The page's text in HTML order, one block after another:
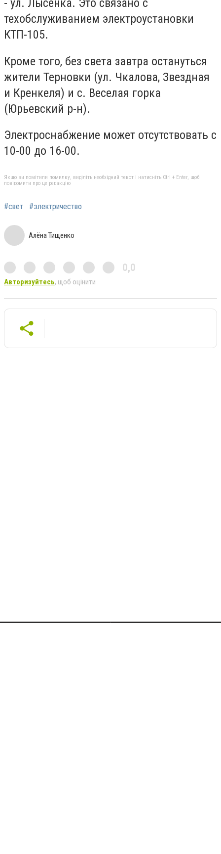
- ул. Лысенка. Это связано с
техобслуживанием электроустановки
КТП-105.
Кроме того, без света завтра остануться
жители Терновки (ул. Чкалова, Звездная
и Кренкеля) и с. Веселая горка
(Юрьевский р-н).
Электроснабжение может отсутствовать с
10-00 до 16-00.
Якщо ви помітили помилку, виділіть необхідний текст і натисніть Ctrl + Enter, щоб
повідомити про це редакцію
#свет #электричество
Алёна Тищенко
0,0
Авторизуйтесь, щоб оцінити